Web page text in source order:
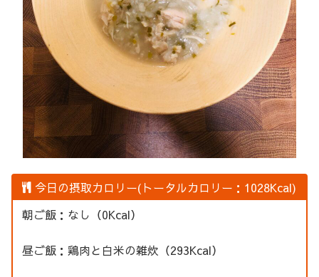
今日の摂取カロリー(トータルカロリー：1028Kcal)
朝ご飯：なし（0Kcal）
昼ご飯：鶏肉と白米の雑炊（293Kcal）